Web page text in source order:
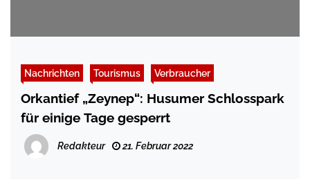
Nachrichten Tourismus Verbraucher
Orkantief „Zeynep“: Husumer Schlosspark
für einige Tage gesperrt
Redakteur 21. Februar 2022